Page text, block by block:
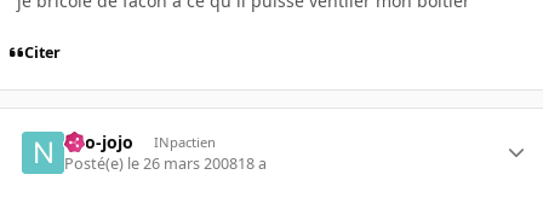
Citer
neo-jojo INpactien
Posté(e) le 26 mars 200818 a